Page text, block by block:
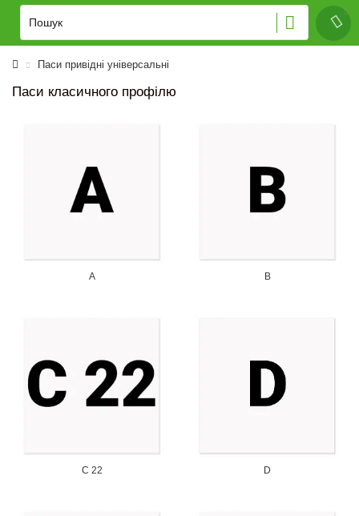
Паси привідні універсальні
Паси класичного профілю
A B
C 22 D